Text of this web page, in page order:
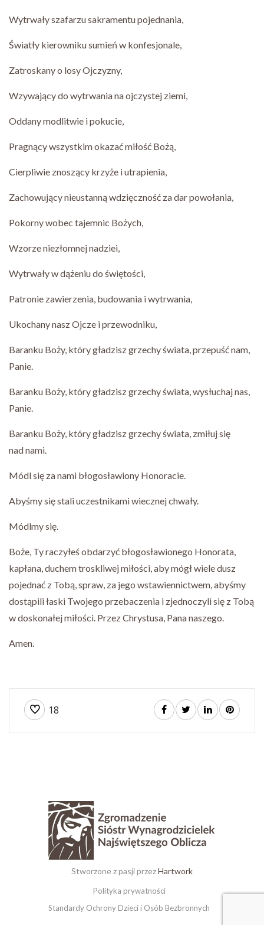
Wytrwały szafarzu sakramentu pojednania,
Światły kierowniku sumień w konfesjonale,
Zatroskany o losy Ojczyzny,
Wzywający do wytrwania na ojczystej ziemi,
Oddany modlitwie i pokucie,
Pragnący wszystkim okazać miłość Bożą,
Cierpliwie znoszący krzyże i utrapienia,
Zachowujący nieustanną wdzięczność za dar powołania,
Pokorny wobec tajemnic Bożych,
Wzorze niezłomnej nadziei,
Wytrwały w dążeniu do świętości,
Patronie zawierzenia, budowania i wytrwania,
Ukochany nasz Ojcze i przewodniku,
Baranku Boży, który gładzisz grzechy świata, przepuść nam,
Panie.
Baranku Boży, który gładzisz grzechy świata, wysłuchaj nas,
Panie.
Baranku Boży, który gładzisz grzechy świata, zmiłuj się
nad nami.
Módl się za nami błogosławiony Honoracie.
Abyśmy się stali uczestnikami wiecznej chwały.
Módlmy się.
Boże, Ty raczyłeś obdarzyć błogosławionego Honorata,
kapłana, duchem troskliwej miłości, aby mógł wiele dusz
pojednać z Tobą, spraw, za jego wstawiennictwem, abyśmy
dostąpili łaski Twojego przebaczenia i zjednoczyli się z Tobą
w doskonałej miłości. Przez Chrystusa, Pana naszego.
Amen.
18
Stworzone z pasji przezHartwork
Polityka prywatności
Standardy Ochrony Dzieci i Osób Bezbronnych